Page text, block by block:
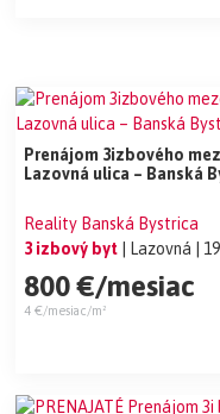
Prenájom 3izbového mezonetového bytu na pešej zóne –
Lazovná ulica – Banská
Reality Banská Bystrica
3 izbový byt
| Lazovná |
800 €/mesiac
4 €/mesiac/m²